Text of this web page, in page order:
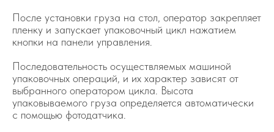
После установки груза на стол, оператор закрепляет
пленку и запускает упаковочный цикл нажатием
кнопки на панели управления.
Последовательность осуществляемых машиной
упаковочных операций, и их характер зависят от
выбранного оператором цикла. Высота
упаковываемого груза определяется автоматически
с помощью фотодатчика.